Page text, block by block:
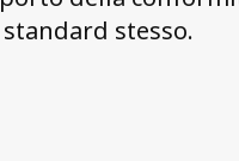
stesso.